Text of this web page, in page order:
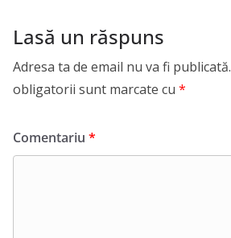
Lasă un răspuns
Adresa ta de email nu va fi publicată.
obligatorii sunt marcate cu *
Comentariu *